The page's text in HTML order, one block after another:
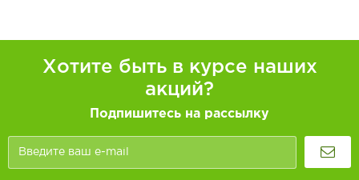
Хотите быть в курсе наших
акций?
Подпишитесь на рассылку